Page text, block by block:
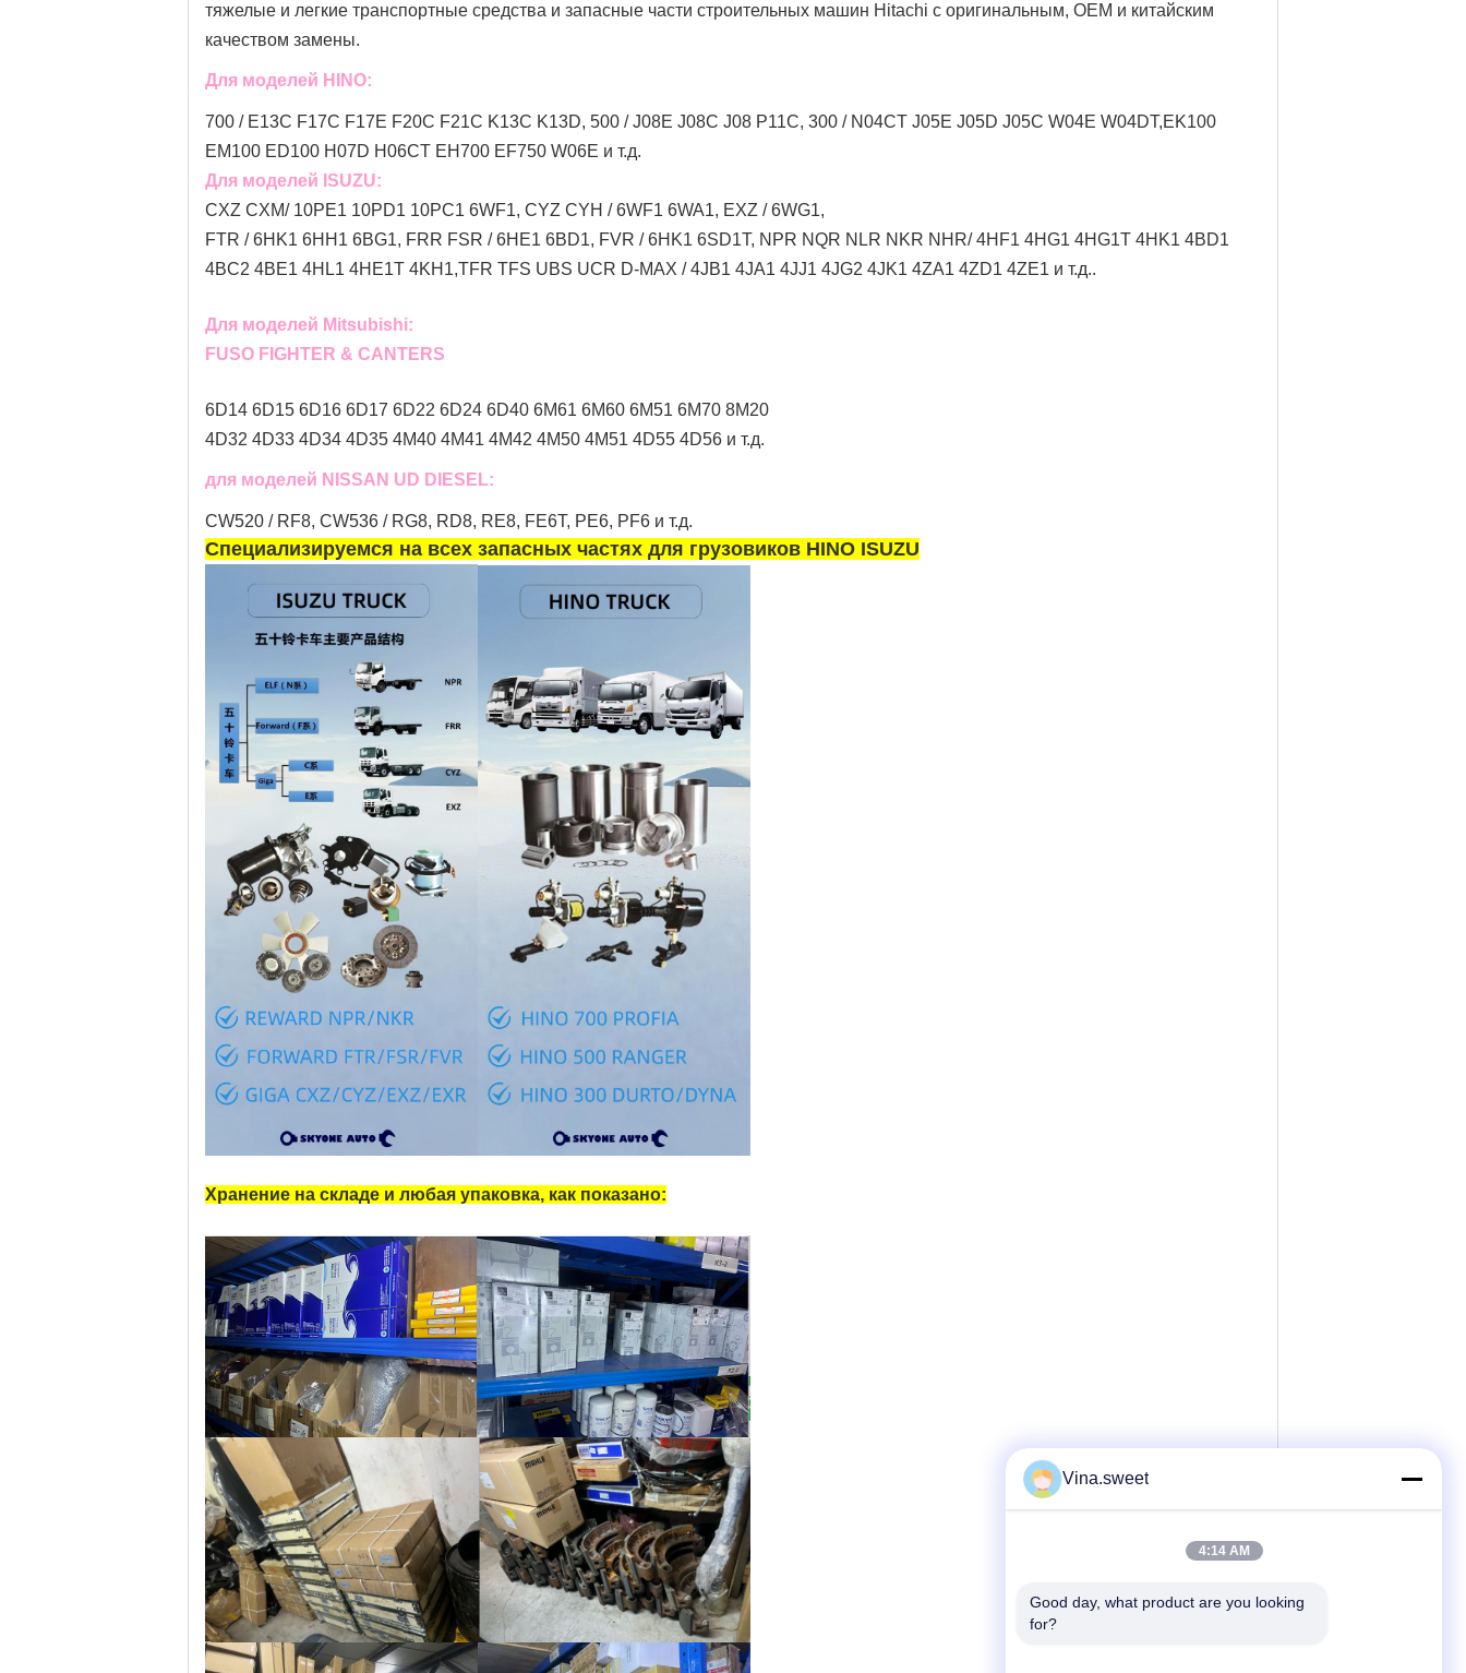
тяжелые и легкие транспортные средства и запасные части строительных машин Hitachi с оригинальным, OEM и китайским
качеством замены.
Для моделей HINO:
700 / E13C F17C F17E F20C F21C K13C K13D, 500 / J08E J08C J08 P11C, 300 / N04CT J05E J05D J05C W04E W04DT,EK100
EM100 ED100 H07D H06CT EH700 EF750 W06E и т.д.
Для моделей ISUZU:
CXZ CXM/ 10PE1 10PD1 10PC1 6WF1, CYZ CYH / 6WF1 6WA1, EXZ / 6WG1,
FTR / 6HK1 6HH1 6BG1, FRR FSR / 6HE1 6BD1, FVR / 6HK1 6SD1T, NPR NQR NLR NKR NHR/ 4HF1 4HG1 4HG1T 4HK1 4BD1
4BC2 4BE1 4HL1 4HE1T 4KH1,TFR TFS UBS UCR D-MAX / 4JB1 4JA1 4JJ1 4JG2 4JK1 4ZA1 4ZD1 4ZE1 и т.д..
Для моделей Mitsubishi:
FUSO FIGHTER & CANTERS
6D14 6D15 6D16 6D17 6D22 6D24 6D40 6M61 6M60 6M51 6M70 8M20
4D32 4D33 4D34 4D35 4M40 4M41 4M42 4M50 4M51 4D55 4D56 и т.д.
для моделей NISSAN UD DIESEL:
CW520 / RF8, CW536 / RG8, RD8, RE8, FE6T, PE6, PF6 и т.д.
Специализируемся на всех запасных частях для грузовиков HINO ISUZU
Хранение на складе и любая упаковка, как показано:
Vina.sweet
4:14 AM
Good day, what product are you looking
for?